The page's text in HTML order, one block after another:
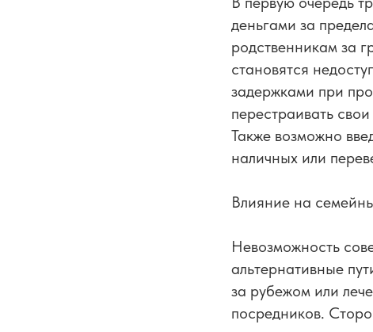
деньгами за
родственникам за
становятся
задержками при
перестраивать
Также возможно
наличных или
Влияние на
Невозможность
альтернативные
за рубежом или
посредников.